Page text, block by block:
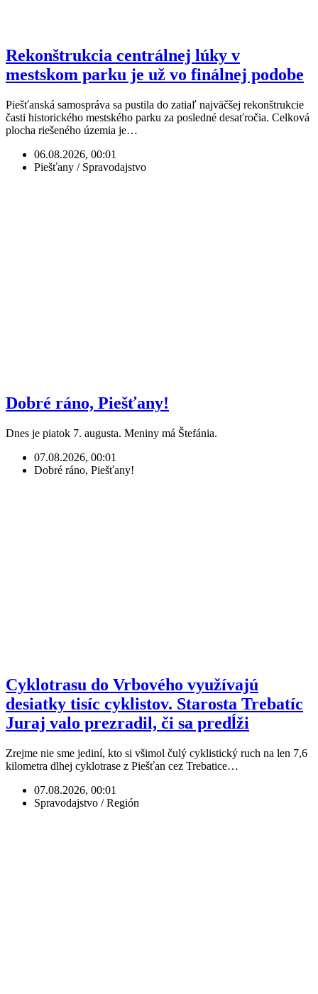
Rekonštrukcia centrálnej lúky v
mestskom parku je už vo finálnej podobe
Piešťanská samospráva sa pustila do zatiaľ najväčšej rekonštrukcie
časti historického mestského parku za posledné desaťročia. Celková
plocha riešeného územia je…
06.08.2026, 00:01
Piešťany / Spravodajstvo
Dobré ráno, Piešťany!
Dnes je piatok 7. augusta. Meniny má Štefánia.
07.08.2026, 00:01
Dobré ráno, Piešťany!
Cyklotrasu do Vrbového využívajú
desiatky tisíc cyklistov. Starosta Trebatíc
Juraj valo prezradil, či sa predĺži
Zrejme nie sme jediní, kto si všimol čulý cyklistický ruch na len 7,6
kilometra dlhej cyklotrase z Piešťan cez Trebatice…
07.08.2026, 00:01
Spravodajstvo / Región